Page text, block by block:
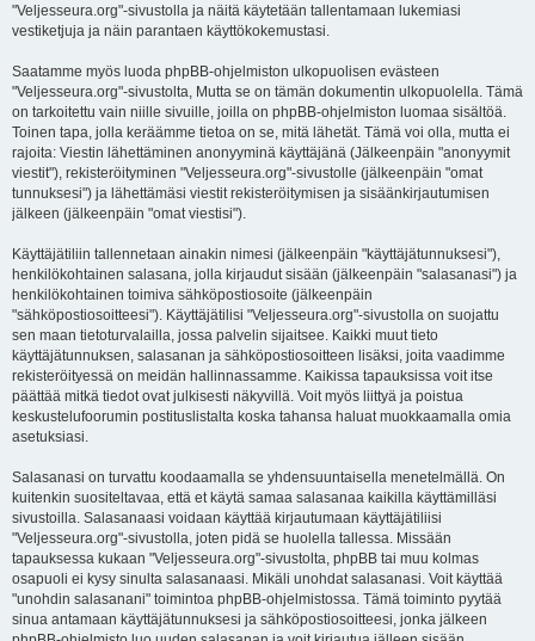
"Veljesseura.org"-sivustolla ja näitä käytetään tallentamaan lukemiasi
vestiketjuja ja näin parantaen käyttökokemustasi.
Saatamme myös luoda phpBB-ohjelmiston ulkopuolisen evästeen
"Veljesseura.org"-sivustolta, Mutta se on tämän dokumentin ulkopuolella. Tämä
on tarkoitettu vain niille sivuille, joilla on phpBB-ohjelmiston luomaa sisältöä.
Toinen tapa, jolla keräämme tietoa on se, mitä lähetät. Tämä voi olla, mutta ei
rajoita: Viestin lähettäminen anonyyminä käyttäjänä (Jälkeenpäin "anonyymit
viestit"), rekisteröityminen "Veljesseura.org"-sivustolle (jälkeenpäin "omat
tunnuksesi") ja lähettämäsi viestit rekisteröitymisen ja sisäänkirjautumisen
jälkeen (jälkeenpäin "omat viestisi").
Käyttäjätiliin tallennetaan ainakin nimesi (jälkeenpäin "käyttäjätunnuksesi"),
henkilökohtainen salasana, jolla kirjaudut sisään (jälkeenpäin "salasanasi") ja
henkilökohtainen toimiva sähköpostiosoite (jälkeenpäin
"sähköpostiosoitteesi"). Käyttäjätilisi "Veljesseura.org"-sivustolla on suojattu
sen maan tietoturvalailla, jossa palvelin sijaitsee. Kaikki muut tieto
käyttäjätunnuksen, salasanan ja sähköpostiosoitteen lisäksi, joita vaadimme
rekisteröityessä on meidän hallinnassamme. Kaikissa tapauksissa voit itse
päättää mitkä tiedot ovat julkisesti näkyvillä. Voit myös liittyä ja poistua
keskustelufoorumin postituslistalta koska tahansa haluat muokkaamalla omia
asetuksiasi.
Salasanasi on turvattu koodaamalla se yhdensuuntaisella menetelmällä. On
kuitenkin suositeltavaa, että et käytä samaa salasanaa kaikilla käyttämilläsi
sivustoilla. Salasanaasi voidaan käyttää kirjautumaan käyttäjätiliisi
"Veljesseura.org"-sivustolla, joten pidä se huolella tallessa. Missään
tapauksessa kukaan "Veljesseura.org"-sivustolta, phpBB tai muu kolmas
osapuoli ei kysy sinulta salasanaasi. Mikäli unohdat salasanasi. Voit käyttää
"unohdin salasanani" toimintoa phpBB-ohjelmistossa. Tämä toiminto pyytää
sinua antamaan käyttäjätunnuksesi ja sähköpostiosoitteesi, jonka jälkeen